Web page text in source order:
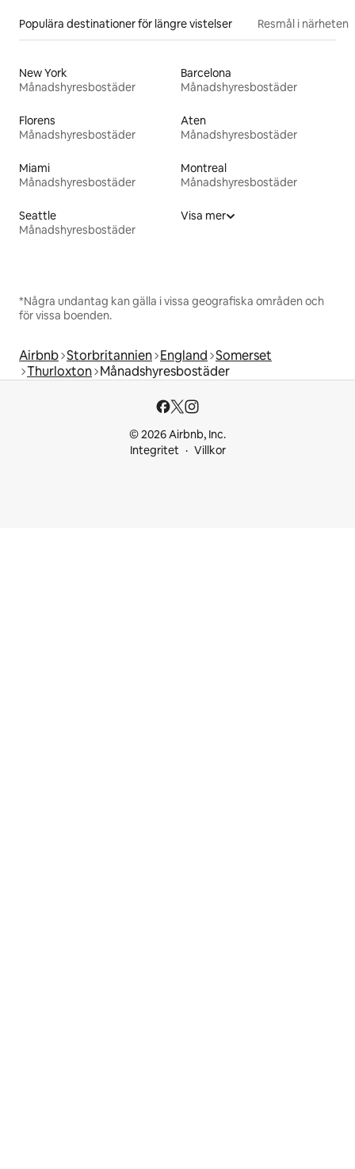
Populära destinationer för längre vistelser Resmål i närheten
New York
Månadshyresbostäder
Barcelona
Månadshyresbostäder
Florens
Månadshyresbostäder
Aten
Månadshyresbostäder
Miami
Månadshyresbostäder
Montreal
Månadshyresbostäder
Seattle
Månadshyresbostäder
Visa mer
*Några undantag kan gälla i vissa geografiska områden och
för vissa boenden.
Airbnb Storbritannien England Somerset
Thurloxton Månadshyresbostäder
© 2026 Airbnb, Inc.
Integritet
Villkor